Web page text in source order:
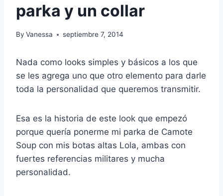
parka y un collar
By Vanessa septiembre 7, 2014
Nada como looks simples y básicos a los que
se les agrega uno que otro elemento para darle
toda la personalidad que queremos transmitir.
Esa es la historia de este look que empezó
porque quería ponerme mi parka de Camote
Soup con mis botas altas Lola, ambas con
fuertes referencias militares y mucha
personalidad.